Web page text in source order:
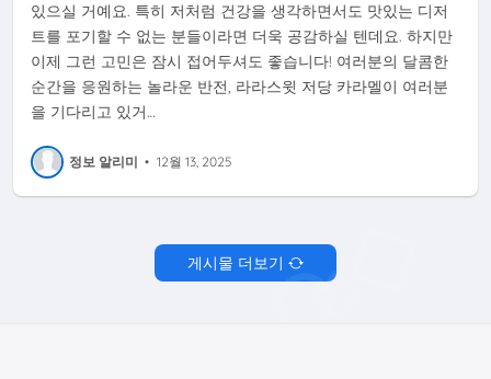
있으실 거예요. 특히 저처럼 건강을 생각하면서도 맛있는 디저
트를 포기할 수 없는 분들이라면 더욱 공감하실 텐데요. 하지만
이제 그런 고민은 잠시 접어두셔도 좋습니다! 여러분의 달콤한
순간을 응원하는 놀라운 반전, 라라스윗 저당 카라멜이 여러분
을 기다리고 있거…
정보 알리미 • 12월 13, 2025
게시물 더보기